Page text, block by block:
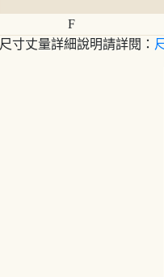
F
尺寸丈量詳細說明請詳閱：